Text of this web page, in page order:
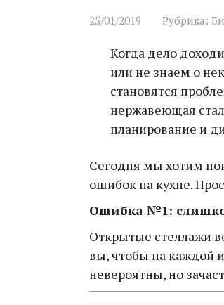
25/01/2019 Рубрика:
Когда дело
или не знаем о
становятся
нержавеющая
планирование и
Сегодня мы хотим
ошибок на кухне.
Ошибка №1:
Открытые стеллажи
вы, чтобы на каждой
невероятны, но